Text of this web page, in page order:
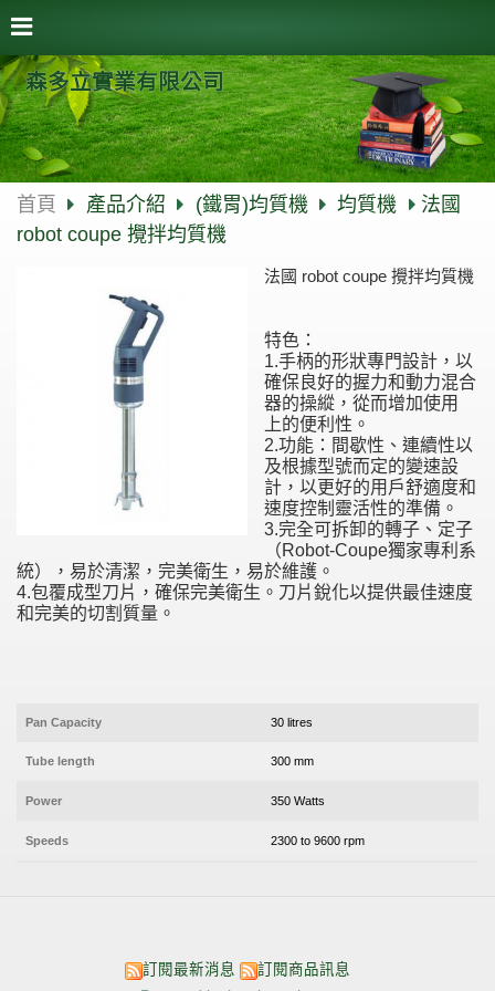
森多立實業有限公司
首頁 產品介紹 (鐵胃)均質機 均質機
法國
robot coupe 攪拌均質機
法國 robot coupe 攪拌均質機
特色：
1.手柄的形狀專門設計，以
確保良好的握力和動力混合
器的操縱，從而增加使用
上的便利性。
2.功能：間歇性、連續性以
及根據型號而定的變速設
計，以更好的用戶舒適度和
速度控制靈活性的準備。
3.完全可拆卸的轉子、定子
（Robot-Coupe獨家專利系
統），易於清潔，完美衛生，易於維護。
4.包覆成型刀片，確保完美衛生。刀片銳化以提供最佳速度
和完美的切割質量。
Pan Capacity 30 litres
Tube length 300 mm
Power 350 Watts
Speeds 2300 to 9600 rpm
訂閱最新消息
訂閱商品訊息